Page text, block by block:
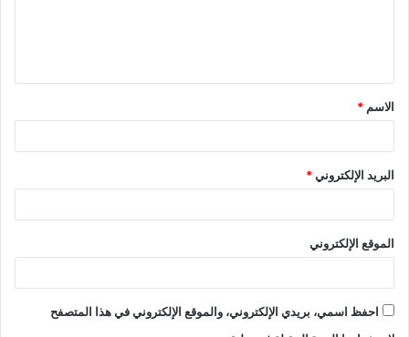
ق
*
الاسم *
البريد الإلكتروني*
الموقع الإلكتروني
احفظ اسمي، بريدي الإلكتروني، والموقع الإلكتروني في هذا المتصفح